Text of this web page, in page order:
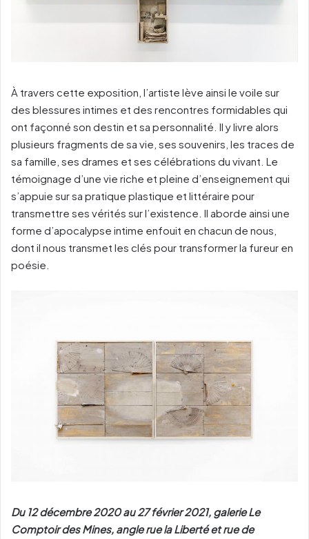
À travers cette exposition, l’artiste lève ainsi le voile sur
des blessures intimes et des rencontres formidables qui
ont façonné son destin et sa personnalité. Il y livre alors
plusieurs fragments de sa vie, ses souvenirs, les traces de
sa famille, ses drames et ses célébrations du vivant. Le
témoignage d’une vie riche et pleine d’enseignement qui
s’appuie sur sa pratique plastique et littéraire pour
transmettre ses vérités sur l’existence. Il aborde ainsi une
forme d’apocalypse intime enfouit en chacun de nous,
dont il nous transmet les clés pour transformer la fureur en
poésie.
Du 12 décembre 2020 au 27 février 2021, galerie Le
Comptoir des Mines, angle rue la Liberté et rue de